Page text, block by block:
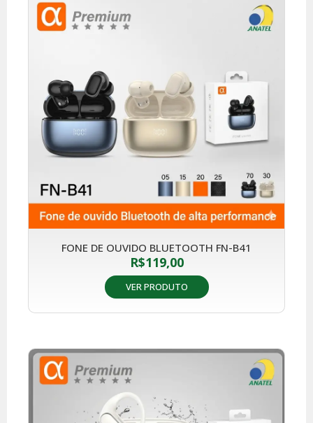
FONE DE OUVIDO BLUETOOTH FN-B41
R$119,00
VER PRODUTO